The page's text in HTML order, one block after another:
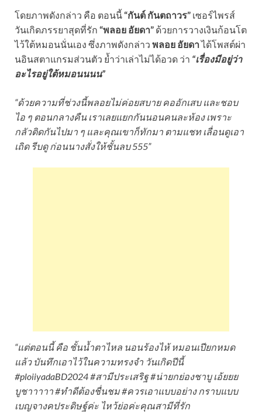
โดยภาพดังกล่าว คือ ตอนนี้“กันต์ กันตถาวร” เซอร์ไพรส์
วันเกิดภรรยาสุดที่รัก “พลอย อัยดา” ด้วยการวางเงินก้อนโต
ไว้ใต้หมอนนั่นเอง ซึ่งภาพดังกล่าว พลอย อัยดาได้โพสต์ผ่า
นอินสตาแกรมส่วนตัว ย้ำว่าเล่าไม่ได้อวด ว่า “เรื่องมีอยู่ว่า
อะไรอยู่ใต้หมอนนนน”
“ด้วยความที่ช่วงนี้พลอยไม่ค่อยสบาย คออักเสบ และชอบ
ไอ ๆ ตอนกลางคืน เราเลยแยกกันนอนคนละห้อง เพราะ
กลัวติดกันไปมา ๆ และคุณเขาก็ทักมา ตามแชท เลื่อนดูเอา
เถิด รีบดู ก่อนนางสั่งให้ชั้นลบ 555”
“แต่ตอนนี้ คือ ชั้นน้ำตาไหล นอนร้องไห้ หมอนเปียกหมด
แล้ว บันทึกเอาไว้ในความทรงจำ วันเกิดปีนี้
#ploiiyadaBD2024 #สามีประเสริฐ #น่ายกย่องชาบู เอ้ยยย
บูชาาาาา #ทำดีต้องชื่นชม #ควรเอาแบบอย่าง กราบแบบ
เบญจางคประดิษฐ์ค่ะ ไหว้ย่อค่ะคุณสามีที่รัก